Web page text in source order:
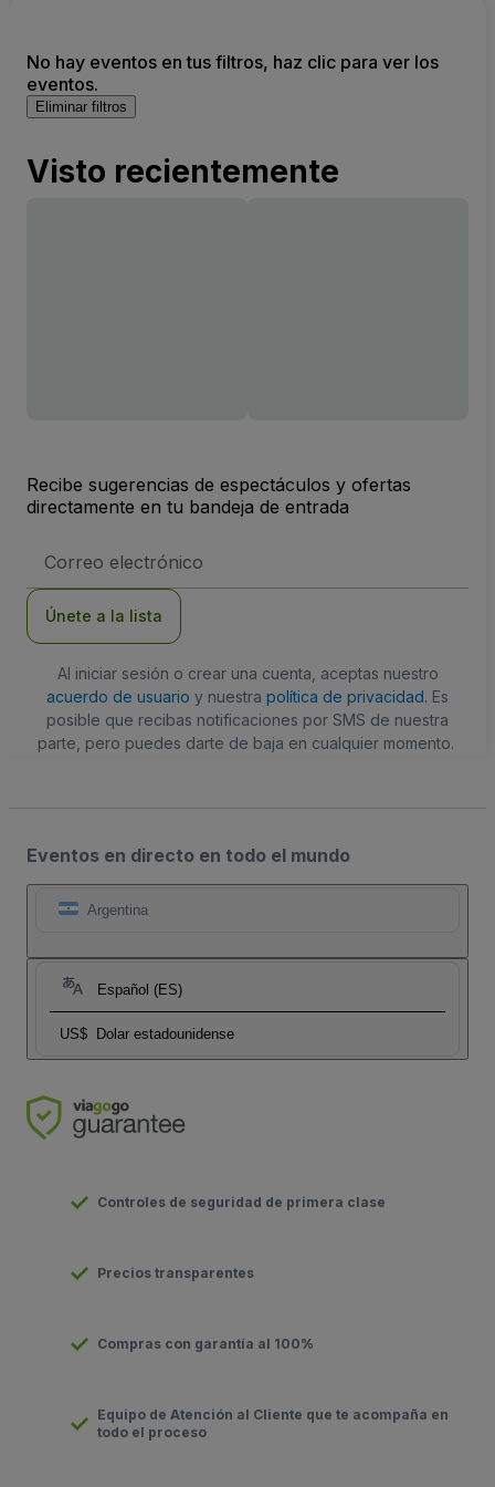
No hay eventos en tus filtros, haz clic para ver los
eventos.
Eliminar filtros
Visto recientemente
Recibe sugerencias de espectáculos y ofertas
directamente en tu bandeja de entrada
de
Únete a la lista
Al iniciar sesión o crear una cuenta, aceptas nuestro
acuerdo de usuario y nuestra política de privacidad. Es
posible que recibas notificaciones por SMS de nuestra
parte, pero puedes darte de baja en cualquier momento.
Eventos en directo en todo el mundo
Argentina
Español (ES)
US$ Dolar estadounidense
Controles de seguridad de primera clase
Precios transparentes
Compras con garantía al 100%
Equipo de Atención al Cliente que te acompaña en
todo el proceso